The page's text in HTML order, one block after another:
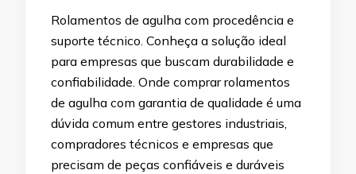
Rolamentos de agulha com procedência e
suporte técnico. Conheça a solução ideal
para empresas que buscam durabilidade e
confiabilidade. Onde comprar rolamentos
de agulha com garantia de qualidade é uma
dúvida comum entre gestores industriais,
compradores técnicos e empresas que
precisam de peças confiáveis e duráveis